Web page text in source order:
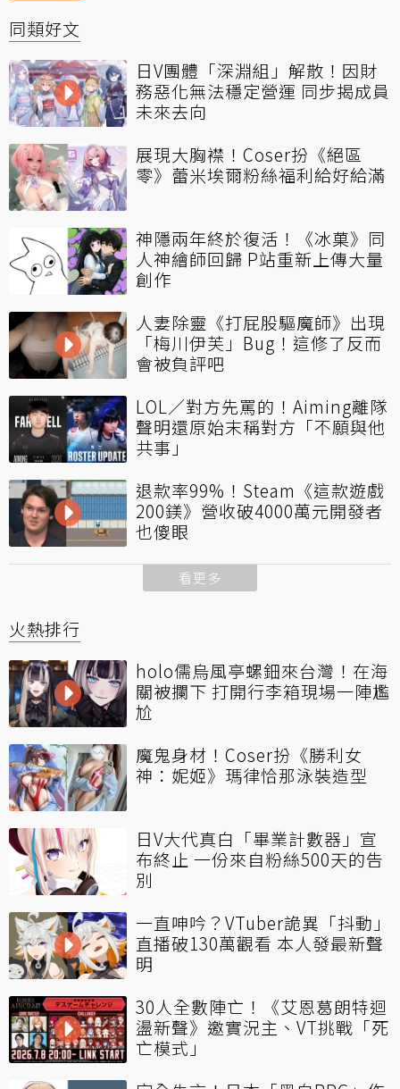
同類好文
日V團體「深淵組」解散！因財
務惡化無法穩定營運 同步揭成員
未來去向
展現大胸襟！Coser扮《絕區
零》蕾米埃爾粉絲福利給好給滿
神隱兩年終於復活！《冰菓》同
人神繪師回歸 P站重新上傳大量
創作
人妻除靈《打屁股驅魔師》出現
「梅川伊芙」Bug！這修了反而
會被負評吧
LOL／對方先罵的！Aiming離隊
聲明還原始末稱對方「不願與他
共事」
退款率99%！Steam《這款遊戲
200鎂》營收破4000萬元開發者
也傻眼
看更多
火熱排行
holo儒烏風亭螺鈿來台灣！在海
關被攔下 打開行李箱現場一陣尷
尬
魔鬼身材！Coser扮《勝利女
神：妮姬》瑪律恰那泳裝造型
日V大代真白「畢業計數器」宣
布終止 一份來自粉絲500天的告
別
一直呻吟？VTuber詭異「抖動」
直播破130萬觀看 本人發最新聲
明
30人全數陣亡！《艾恩葛朗特迴
盪新聲》邀實況主、VT挑戰「死
亡模式」